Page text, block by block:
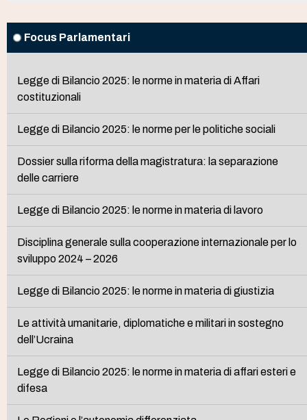
Focus Parlamentari
Legge di Bilancio 2025: le norme in materia di Affari
costituzionali
Legge di Bilancio 2025: le norme per le politiche sociali
Dossier sulla riforma della magistratura: la separazione
delle carriere
Legge di Bilancio 2025: le norme in materia di lavoro
Disciplina generale sulla cooperazione internazionale per lo
sviluppo 2024 – 2026
Legge di Bilancio 2025: le norme in materia di giustizia
Le attività umanitarie, diplomatiche e militari in sostegno
dell’Ucraina
Legge di Bilancio 2025: le norme in materia di affari esteri e
difesa